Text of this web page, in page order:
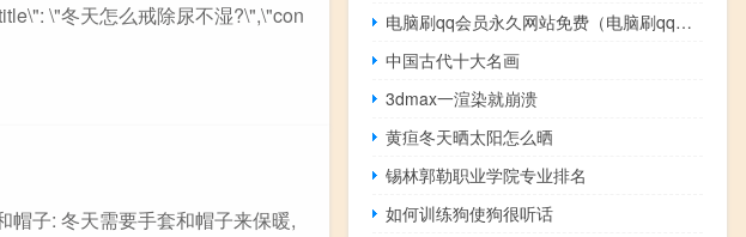
\"冬天怎么戒除尿不湿?\",\"con
帽子: 冬天需要手套和帽子来保暖,
电脑刷qq会员永久网站免费（电脑刷qq会员永久网站）
中国古代十大名画
3dmax一渲染就崩溃
黄疸冬天晒太阳怎么晒
锡林郭勒职业学院专业排名
如何训练狗使狗很听话